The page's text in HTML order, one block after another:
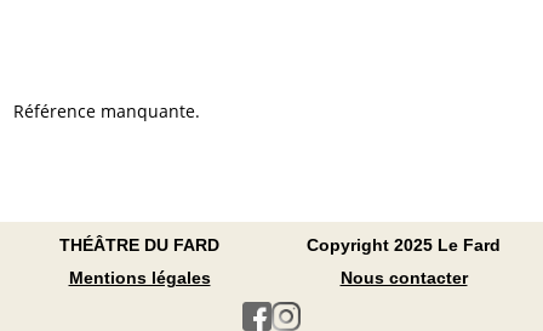
Référence manquante.
THÉÂTRE DU FARD
Copyright 2025 Le Fard
Mentions légales
Nous contacter